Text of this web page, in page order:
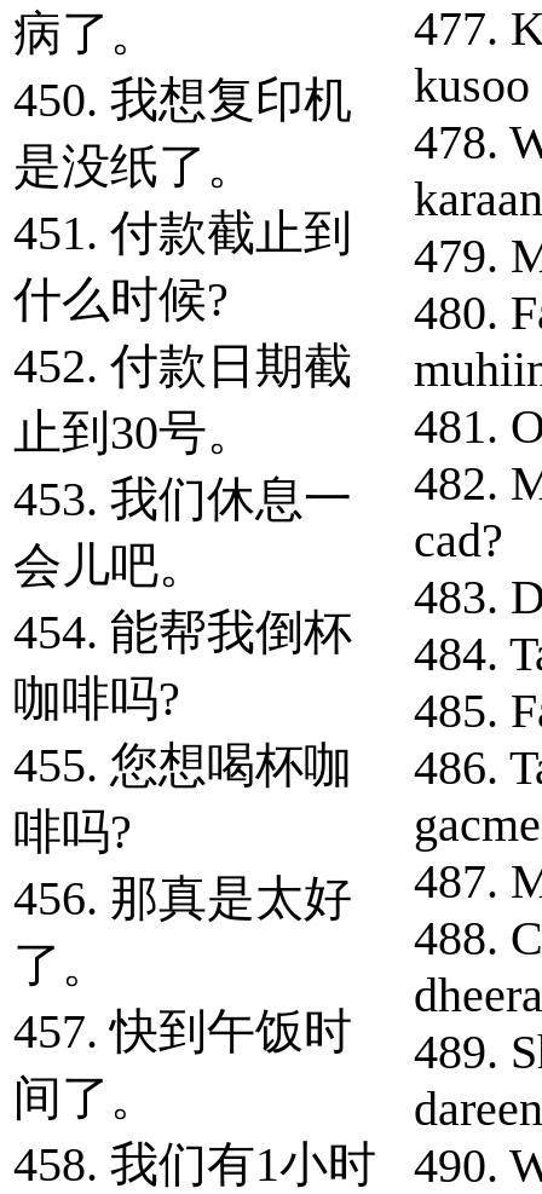
病了。
450. 我想复印机
是没纸了。
451. 付款截止到
什么时候?
452. 付款日期截
止到30号。
453. 我们休息一
会儿吧。
454. 能帮我倒杯
咖啡吗?
455. 您想喝杯咖
啡吗?
456. 那真是太好
了。
457. 快到午饭时
间了。
458. 我们有1小时
477.
kusoo
478.
479.
480.
481.
482.
cad?
483.
484.
485.
486.
487.
488.
489.
490.